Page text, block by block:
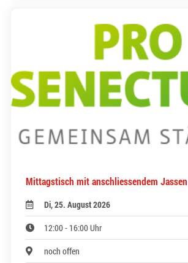
Mittagstisch mit anschliessendem Jassen
Di, 25. August 2026
12:00 - 16:00 Uhr
noch offen